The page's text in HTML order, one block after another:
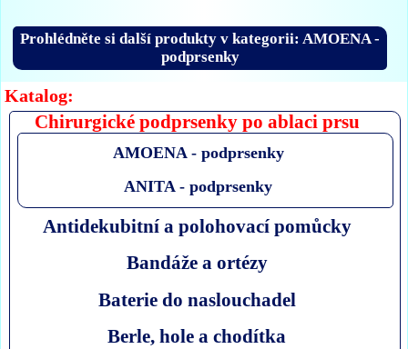
Katalog:
Chirurgické podprsenky po ablaci prsu
AMOENA - podprsenky
ANITA - podprsenky
Antidekubitní a polohovací pomůcky
Bandáže a ortézy
Baterie do naslouchadel
Berle, hole a chodítka
Prohlédněte si další produkty v kategorii: AMOENA -
podprsenky